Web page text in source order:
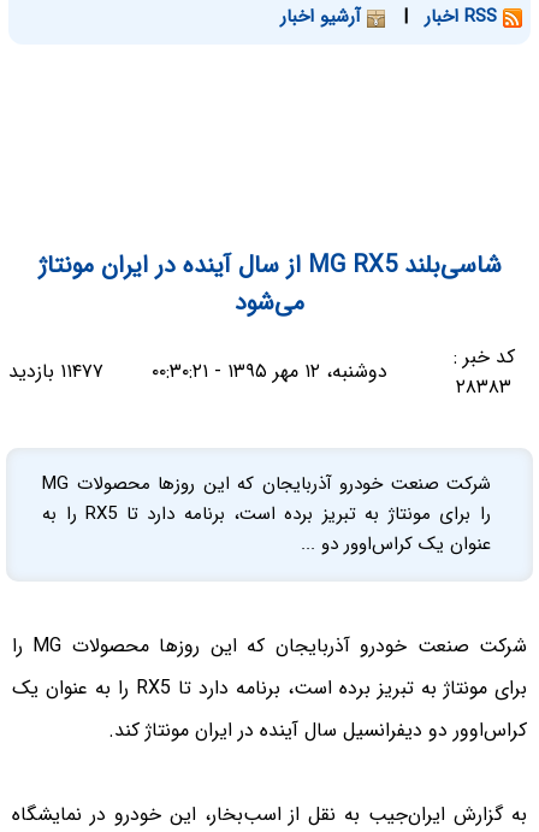
| آرشیو اخبار
شاسی‌بلند MG RX5 از سال آینده در ایران مونتاژ
می‌شود
کد خبر :
۲۸۳۸۳
دوشنبه، ۱۲ مهر ۱۳۹۵ - ۰۰:۳۰:۲۱ ۱۱۴۷۷ بازدید
شرکت صنعت خودرو آذربایجان که این روزها محصولات MG
را برای مونتاژ به تبریز برده است، برنامه دارد تا RX5 را به
عنوان یک کراس‌اوور دو ...
شرکت صنعت خودرو آذربایجان که این روزها محصولات MG را
برای مونتاژ به تبریز برده است، برنامه دارد تا RX5 را به عنوان یک
کراس‌اوور دو دیفرانسیل سال آینده در ایران مونتاژ کند.
به گزارش ایران‌جیب به نقل از اسب‌بخار، این خودرو در نمایشگاه